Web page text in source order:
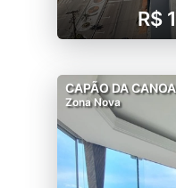
R$
CAPÃO DA CANOA
Zona Nova